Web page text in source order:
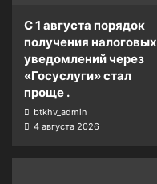
С 1 августа порядок
получения налоговых
уведомлений через
«Госуслуги» стал
проще .
btkhv_admin
4 августа 2026